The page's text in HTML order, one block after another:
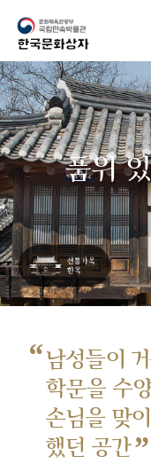
품위
“남성들이
학문을 수
손님을 맞
했던 공간”